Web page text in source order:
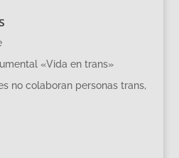
«Vida en trans»
no colaboran personas trans,